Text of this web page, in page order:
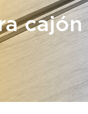
cajón